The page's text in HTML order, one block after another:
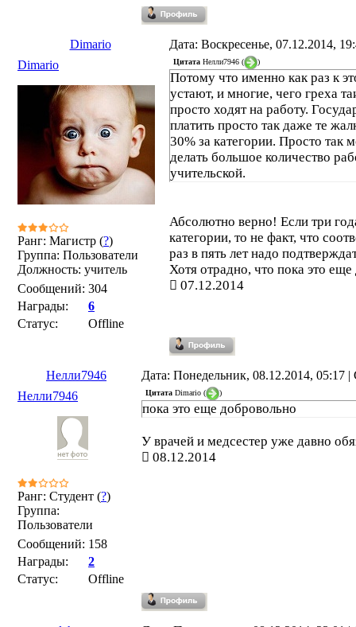
Dimario
Дата: Воскресенье, 07.12.2014,
Dimario
Ранг: Магистр (?)
Группа: Пользователи
Должность: учитель
Сообщений: 304
Награды:
6
Статус:
Offline
Цитата Нелли7946 ( )
Потому что именно как раз к
устают, и многие, чего греха
просто ходят на работу.
платить просто так даже те
30% за категории. Просто так
делать большое количество
учительской.
Абсолютно верно! Если три
категории, то не факт, что
раз в пять лет надо
Хотя отрадно, что пока это
07.12.2014
Нелли7946
Дата: Понедельник, 08.12.2014, 05:17
Нелли7946
Ранг: Студент (?)
Группа:
Пользователи
Сообщений: 158
Награды:
2
Статус:
Offline
Цитата Dimario ( )
пока это еще добровольно
У врачей и медсестер уже давно
08.12.2014